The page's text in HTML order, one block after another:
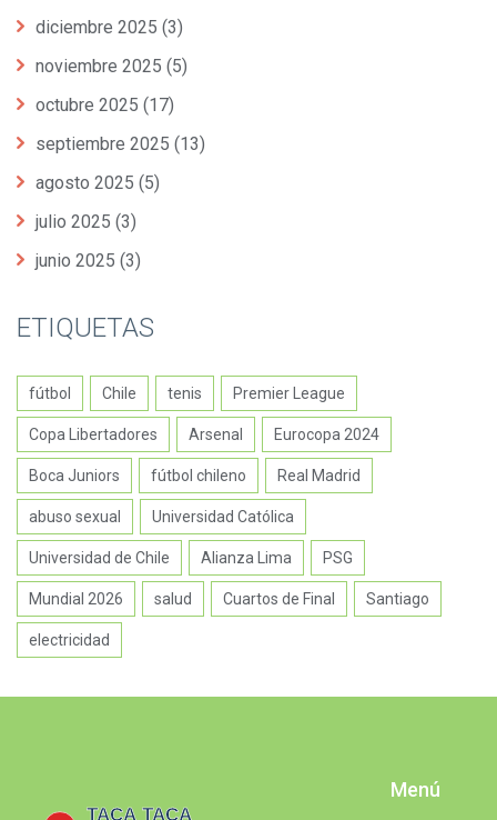
diciembre 2025 (3)
noviembre 2025 (5)
octubre 2025 (17)
septiembre 2025 (13)
agosto 2025 (5)
julio 2025 (3)
junio 2025 (3)
ETIQUETAS
fútbol Chile tenis Premier League
Copa Libertadores Arsenal Eurocopa 2024
Boca Juniors fútbol chileno Real Madrid
abuso sexual Universidad Católica
Universidad de Chile Alianza Lima PSG
Mundial 2026 salud Cuartos de Final Santiago
electricidad
Menú